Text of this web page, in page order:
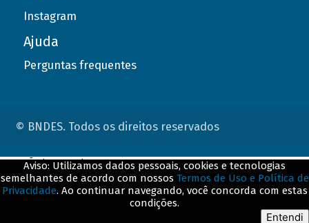
Instagram
Ajuda
Perguntas frequentes
© BNDES. Todos os direitos reservados
Aviso: Utilizamos dados pessoais, cookies e tecnologias
semelhantes de acordo com nossos Termos de Uso e Política de
Privacidade. Ao continuar navegando, você concorda com estas
condições.
Entendi
ConteÃºdo complementar
${title}${badge}